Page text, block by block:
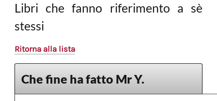
Libri che fanno riferimento a sè
stessi
Ritorna alla lista
Che fine ha fatto Mr Y.